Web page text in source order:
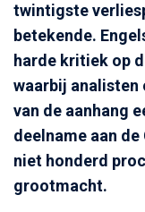
twintigste
betekende.
harde kritiek op
waarbij analisten
van de aanhang
deelname aan
niet honderd
grootmacht.